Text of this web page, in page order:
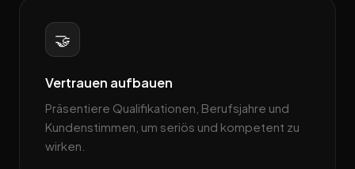
🤝
Vertrauen aufbauen
Präsentiere Qualifikationen, Berufsjahre und
Kundenstimmen, um seriös und kompetent zu
wirken.